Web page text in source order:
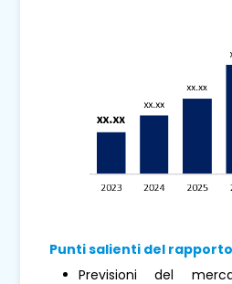
Punti salienti del
Previsioni del